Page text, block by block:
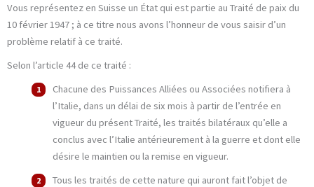
Vous représentez en Suisse un État qui est partie au Traité de paix du
10 février 1947 ; à ce titre nous avons l’honneur de vous saisir d’un
problème relatif à ce traité.
Selon l’article 44 de ce traité :
Chacune des Puissances Alliées ou Associées notifiera à
l’Italie, dans un délai de six mois à partir de l’entrée en
vigueur du présent Traité, les traités bilatéraux qu’elle a
conclus avec l’Italie antérieurement à la guerre et dont elle
désire le maintien ou la remise en vigueur.
Tous les traités de cette nature qui auront fait l’objet de